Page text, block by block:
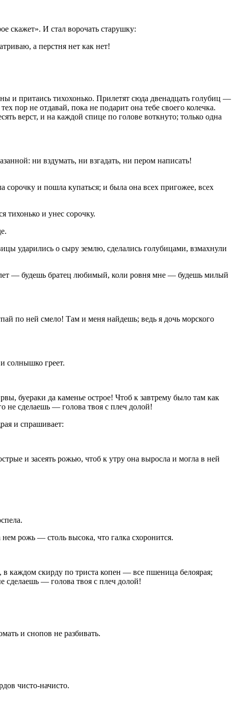
скажет». И стал ворочать старушку:
а перстня нет как нет!
и притаись тихохонько. Прилетят сюда двенадцать голубиц —
пор не отдавай, пока не подарит она тебе своего колечка.
верст, и на каждой спице по голове воткнуто; только одна
ни вздумать, ни взгадать, ни пером написать!
сорочку и пошла купаться; и была она всех пригожее, всех
тихонько и унес сорочку.
ударились о сыру землю, сделались голубицами, взмахнули
— будешь братец любимый, коли ровня мне — будешь милый
по ней смело! Там и меня найдешь; ведь я дочь морского
солнышко греет.
буераки да каменье острое! Чтоб к завтрему было там как
не сделаешь — голова твоя с плеч долой!
и спрашивает:
и засеять рожью, чтоб к утру она выросла и могла в ней
рожь — столь высока, что галка схоронится.
каждом скирду по триста копен — все пшеница белоярая;
сделаешь — голова твоя с плеч долой!
и снопов не разбивать.
чисто-начисто.